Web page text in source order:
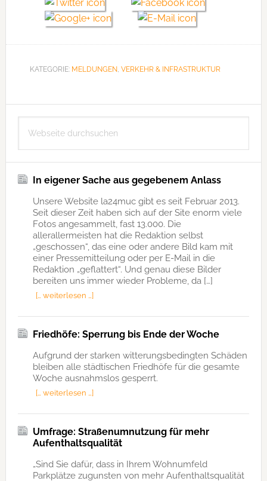
KATEGORIE: MELDUNGEN, VERKEHR & INFRASTRUKTUR
Seitenspalte
durchsuchen
In eigener Sache aus gegebenem Anlass
Unsere Website la24muc gibt es seit Februar 2013.
Seit dieser Zeit haben sich auf der Site enorm viele
Fotos angesammelt, fast 13.000. Die
allerallermeisten hat die Redaktion selbst
„geschossen“, das eine oder andere Bild kam mit
einer Pressemitteilung oder per E-Mail in die
Redaktion „geflattert“. Und genau diese Bilder
bereiten uns immer wieder Probleme, da […]
[… weiterlesen …]
Friedhöfe: Sperrung bis Ende der Woche
Aufgrund der starken witterungsbedingten Schäden
bleiben alle städtischen Friedhöfe für die gesamte
Woche ausnahmslos gesperrt.
[… weiterlesen …]
Umfrage: Straßenumnutzung für mehr
Aufenthaltsqualität
„Sind Sie dafür, dass in Ihrem Wohnumfeld
Parkplätze zugunsten von mehr Aufenthaltsqualität